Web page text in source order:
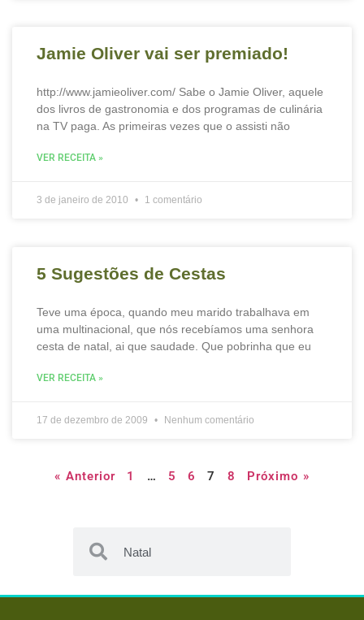
Jamie Oliver vai ser premiado!
http://www.jamieoliver.com/ Sabe o Jamie Oliver, aquele
dos livros de gastronomia e dos programas de culinária
na TV paga. As primeiras vezes que o assisti não
VER RECEITA »
3 de janeiro de 2010 1 comentário
5 Sugestões de Cestas
Teve uma época, quando meu marido trabalhava em
uma multinacional, que nós recebíamos uma senhora
cesta de natal, ai que saudade. Que pobrinha que eu
VER RECEITA »
17 de dezembro de 2009 Nenhum comentário
« Anterior 1 … 5 6 7 8 Próximo »